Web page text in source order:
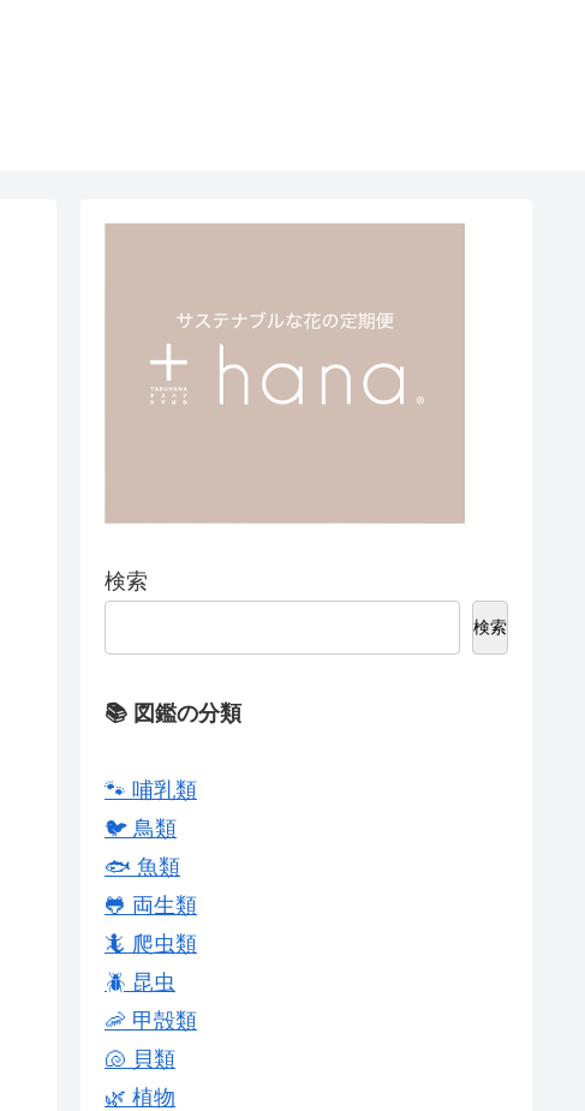
検索
検索
📚 図鑑の分類
🐾 哺乳類
🐦 鳥類
🐟 魚類
🐸 両生類
🦎 爬虫類
🪲 昆虫
🦐 甲殻類
🐚 貝類
🌿 植物